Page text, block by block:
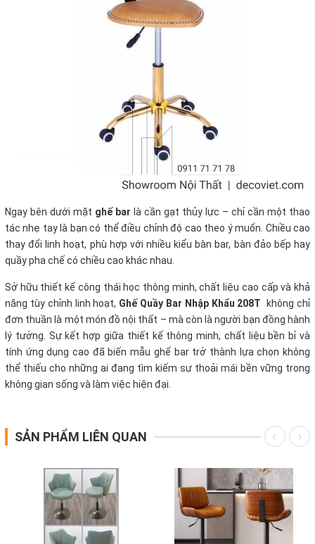
Ngay bên dưới mặt ghế bar là cần gạt thủy lực – chỉ cần một thao
tác nhẹ tay là bạn có thể điều chỉnh độ cao theo ý muốn. Chiều cao
thay đổi linh hoạt, phù hợp với nhiều kiểu bàn bar, bàn đảo bếp hay
quầy pha chế có chiều cao khác nhau.
Sở hữu thiết kế công thái học thông minh, chất liệu cao cấp và khả
năng tùy chỉnh linh hoạt, Ghế Quầy Bar Nhập Khẩu 208T
không chỉ
đơn thuần là một món đồ nội thất – mà còn là người bạn đồng hành
lý tưởng. Sự kết hợp giữa thiết kế thông minh, chất liệu bền bỉ và
tính ứng dụng cao đã biến mẫu ghế bar trở thành lựa chọn không
thể thiếu cho những ai đang tìm kiếm sự thoải mái bền vững trong
không gian sống và làm việc hiện đại.
SẢN PHẨM LIÊN QUAN